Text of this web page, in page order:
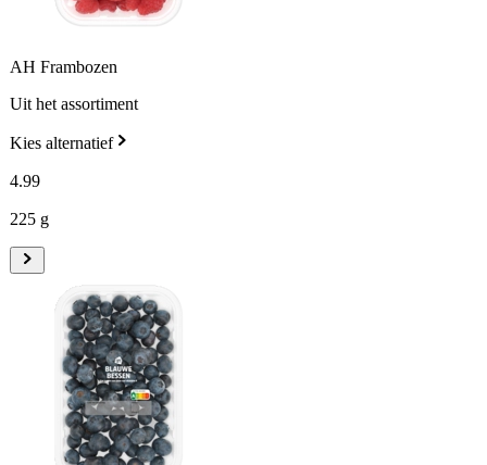
AH Frambozen
Uit het assortiment
Kies alternatief
4.99
225 g